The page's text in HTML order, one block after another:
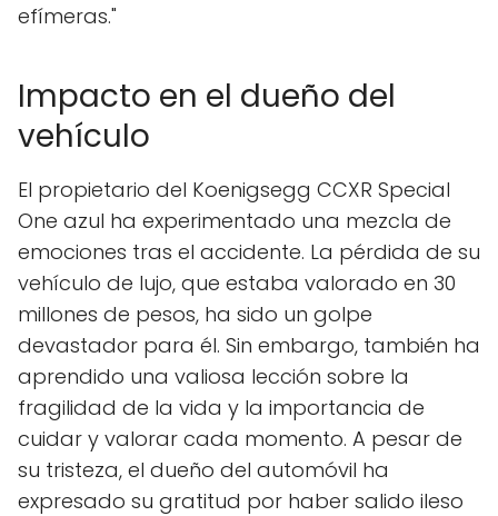
efímeras."
Impacto en el dueño del
vehículo
El propietario del Koenigsegg CCXR Special
One azul ha experimentado una mezcla de
emociones tras el accidente. La pérdida de su
vehículo de lujo, que estaba valorado en 30
millones de pesos, ha sido un golpe
devastador para él. Sin embargo, también ha
aprendido una valiosa lección sobre la
fragilidad de la vida y la importancia de
cuidar y valorar cada momento. A pesar de
su tristeza, el dueño del automóvil ha
expresado su gratitud por haber salido ileso